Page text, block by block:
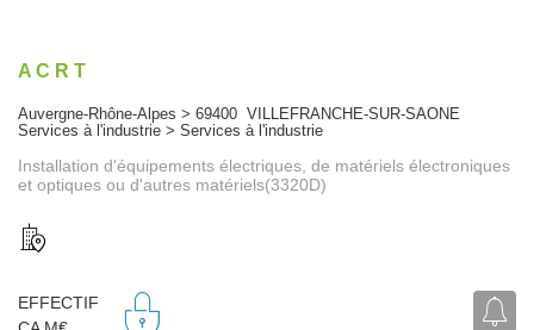
A C R T
Auvergne-Rhône-Alpes > 69400 VILLEFRANCHE-SUR-SAONE
Services à l'industrie > Services à l'industrie
Installation d'équipements électriques, de matériels électroniques
et optiques ou d'autres matériels(3320D)
EFFECTIF